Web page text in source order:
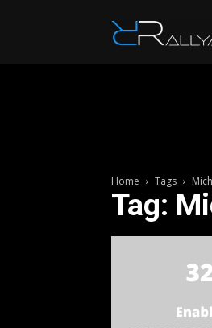
Home Tags
Tag: